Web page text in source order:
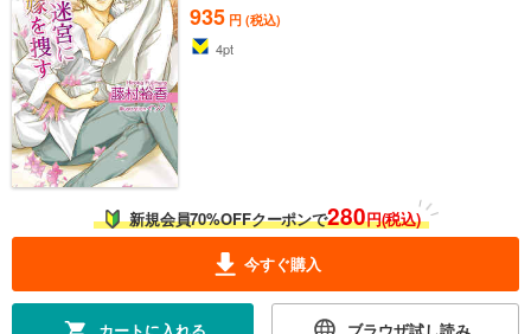
935 円 (税込)
4pt
新規会員70%OFFクーポンで280円(税込)
今すぐ購入